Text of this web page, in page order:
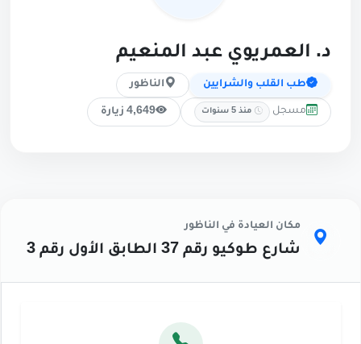
د. العمريوي عبد المنعيم
طب القلب والشرايين الناظور
مسجل منذ 5 سنوات 4,649 زيارة
مكان العيادة في الناظور
شارع طوكيو رقم 37 الطابق الأول رقم 3